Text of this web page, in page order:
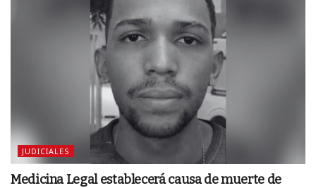
JUDICIALES
Medicina Legal establecerá causa de muerte de